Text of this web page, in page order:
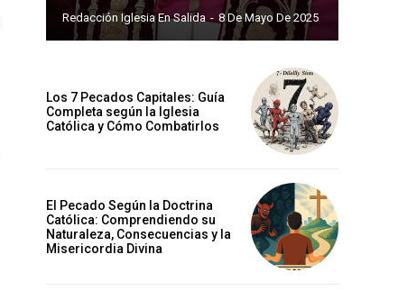
Redacción Iglesia En Salida - 8 De Mayo De 2025
Los 7 Pecados Capitales: Guía
Completa según la Iglesia
Católica y Cómo Combatirlos
El Pecado Según la Doctrina
Católica: Comprendiendo su
Naturaleza, Consecuencias y la
Misericordia Divina